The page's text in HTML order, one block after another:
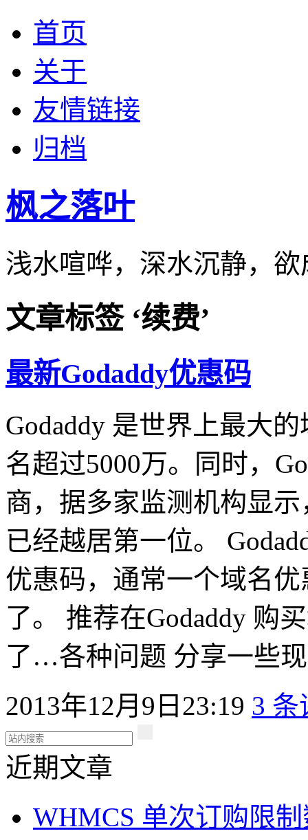
首页
关于
友情链接
归档
枫之落叶
浅水喧哗，深水沉静，
文章标签 ‘续费’
最新Godaddy优惠码
Godaddy 是世界上最大
名超过5000万。同时，
商，据多家监测机构显
已经越居第一位。
优惠码，通常一个域名
了。 推荐在Godaddy 购
了…各种问题 分享一些
2013年12月9日23:19 3 条
近期文章
WHMCS 单次订购限